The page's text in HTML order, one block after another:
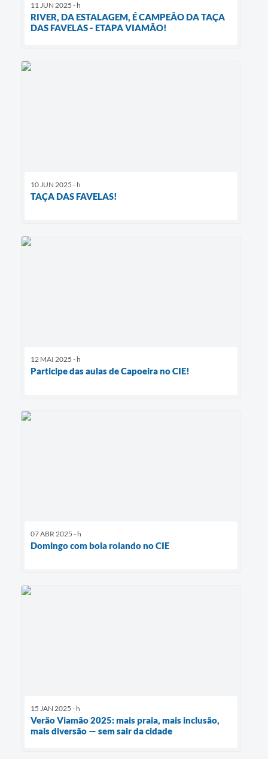
11 JUN 2025 - h
RIVER, DA ESTALAGEM, É CAMPEÃO DA TAÇA
DAS FAVELAS - ETAPA VIAMÃO!
10 JUN 2025 - h
TAÇA DAS FAVELAS!
12 MAI 2025 - h
Participe das aulas de Capoeira no CIE!
07 ABR 2025 - h
Domingo com bola rolando no CIE
15 JAN 2025 - h
Verão Viamão 2025: mais praia, mais inclusão,
mais diversão — sem sair da cidade